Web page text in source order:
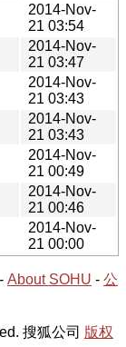
2014-Nov-
21 03:54
2014-Nov-
21 03:47
2014-Nov-
21 03:43
2014-Nov-
21 03:43
2014-Nov-
21 00:49
2014-Nov-
21 00:46
2014-Nov-
21 00:00
- About SOHU - 公
搜狐公司 版权